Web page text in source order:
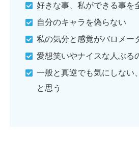
好きな事、私ができる事
自分のキャラを偽らない
私の気分と感覚がバロメ
愛想笑いやナイスな人ぶ
一般と真逆でも気にしない
と思う